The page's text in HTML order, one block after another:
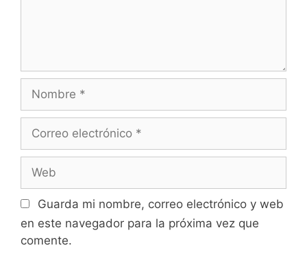
electrónico
Guarda mi nombre, correo electrónico y web
en este navegador para la próxima vez que
comente.